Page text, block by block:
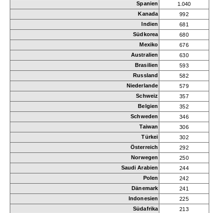
Spanien
1.040
Kanada
992
Indien
681
Südkorea
680
Mexiko
676
Australien
630
Brasilien
593
Russland
582
Niederlande
579
Schweiz
357
Belgien
352
Schweden
346
Taiwan
306
Türkei
302
Österreich
292
Norwegen
250
Saudi Arabien
244
Polen
242
Dänemark
241
Indonesien
225
Südafrika
213